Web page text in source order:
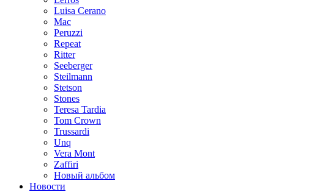
Luisa Cerano
Mac
Peruzzi
Repeat
Ritter
Seeberger
Steilmann
Stetson
Stones
Teresa Tardia
Tom Crown
Trussardi
Unq
Vera Mont
Zaffiri
Новый альбом
Новости